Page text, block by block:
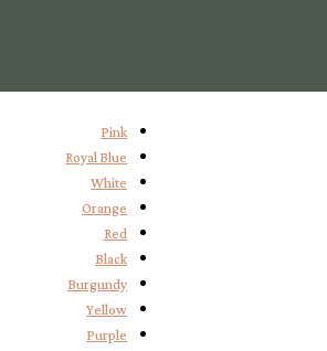
Pink
Royal Blue
White
Orange
Red
Black
Burgundy
Yellow
Purple